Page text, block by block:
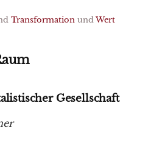
Transformation undWert
Gesellschaft